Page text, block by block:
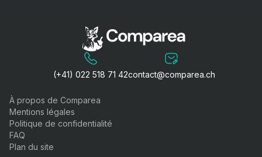
(+41) 022 518 71 42contact@comparea.ch
À propos de Comparea
Mentions légales
Politique de confidentialité
FAQ
Plan du site